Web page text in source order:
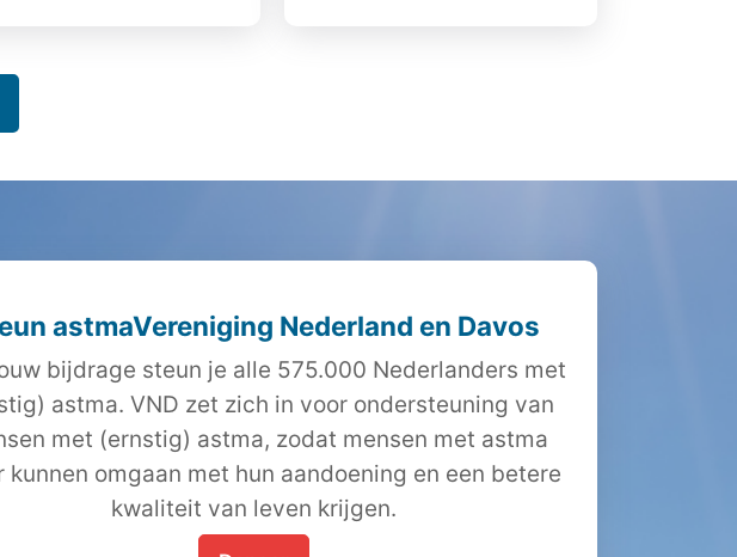
astmaVereniging Nederland en Davos
bijdrage steun je alle 575.000 Nederlanders met
astma. VND zet zich in voor ondersteuning van
met (ernstig) astma, zodat mensen met astma
kunnen omgaan met hun aandoening en een betere
kwaliteit van leven krijgen.